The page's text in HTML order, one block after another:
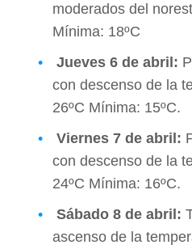
moderados del
Mínima: 18ºC
Jueves 6 de abril :
con descenso de la
26ºC Mínima: 15ºC.
Viernes 7 de abril :
con descenso de la
24ºC Mínima: 16ºC.
Sábado 8 de abril :
ascenso de la